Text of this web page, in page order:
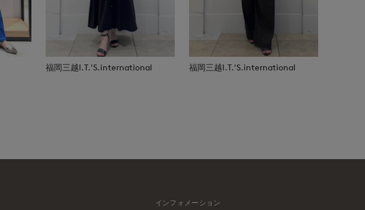
福岡三越I.T.'S.international 福岡三越I.T.'S.international
インフォメーション